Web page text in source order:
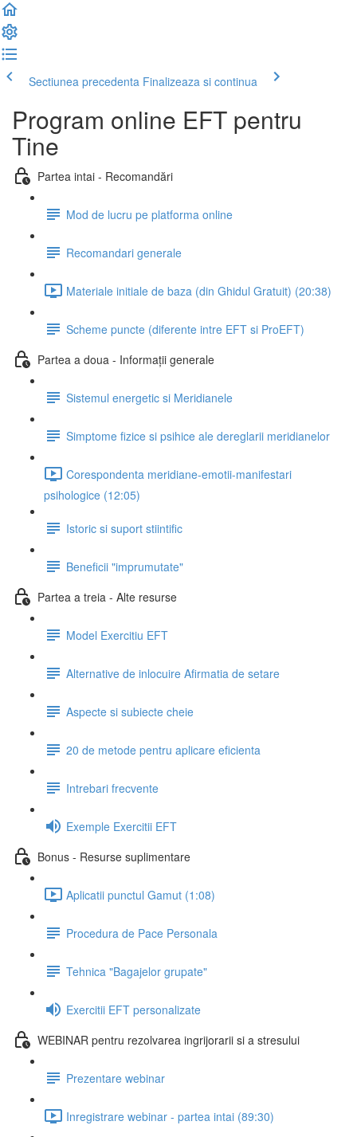
Sectiunea precedenta Finalizeaza si continua
Program online EFT pentru
Tine
Partea intai - Recomandări
Mod de lucru pe platforma online
Recomandari generale
Materiale initiale de baza (din Ghidul Gratuit) (20:38)
Scheme puncte (diferente intre EFT si ProEFT)
Partea a doua - Informații generale
Sistemul energetic si Meridianele
Simptome fizice si psihice ale dereglarii meridianelor
Corespondenta meridiane-emotii-manifestari
psihologice (12:05)
Istoric si suport stiintific
Beneficii "imprumutate"
Partea a treia - Alte resurse
Model Exercitiu EFT
Alternative de inlocuire Afirmatia de setare
Aspecte si subiecte cheie
20 de metode pentru aplicare eficienta
Intrebari frecvente
Exemple Exercitii EFT
Bonus - Resurse suplimentare
Aplicatii punctul Gamut (1:08)
Procedura de Pace Personala
Tehnica "Bagajelor grupate"
Exercitii EFT personalizate
WEBINAR pentru rezolvarea ingrijorarii si a stresului
Prezentare webinar
Inregistrare webinar - partea intai (89:30)